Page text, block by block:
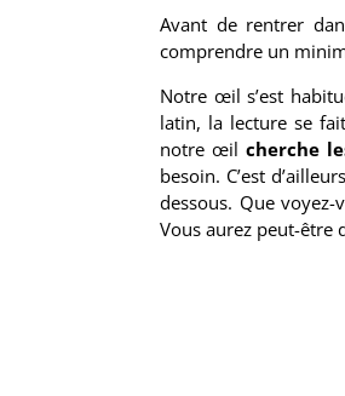
Avant de rentrer
comprendre un
Notre œil s’est
latin, la lecture se
notre œil cherche
besoin. C’est
dessous. Que
Vous aurez peut-être